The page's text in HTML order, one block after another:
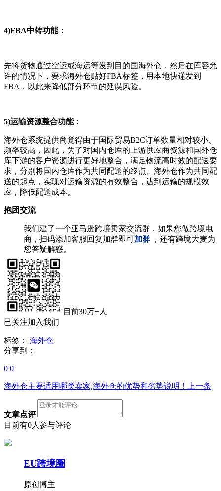
4)FBA中转功能：
先将货物通过空运或海运等发到目的国海外仓，然后在库容允
许的情况下，要求海外仓贴好FBA标签，用本地快递发到
FBA，以此来降低部分环节的延误风险。
5)运输资源整合功能：
海外仓系统提供商觉得由于国际贸易B2C订单数量相对较小、
频率较高，因此，为了对国内仓库的上游供应商资源和国外仓
库下游的客户资源进行更好地整合，满足物流高时效的配送要
求，分别将国内仓库作为共同配送的终点、海外仓作为共同配
送的起点，实现对运输资源的有效整合，达到运输的规模效
应，降低配送成本。
抱团交流
我们建了一个亚马逊跨境卖家交流群，如果您做跨境电
商，扫码添加客服回复加群即可加群
，还有跨境大麦为
您答疑解惑。
目前30万+人
已关注加入我们
标签：
海外仓
分享到：
0 0
海外仓主要适用哪类卖家,海外仓的优势和劣势说明！ 上一条
文章点评
目前有0人参与评论
EU跨境圈
原创博主